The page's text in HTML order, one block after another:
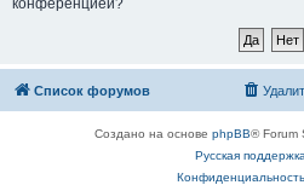
конференцией?
Список форумов
Создано на основе phpBB® Forum
Русская
Конфиденциальность